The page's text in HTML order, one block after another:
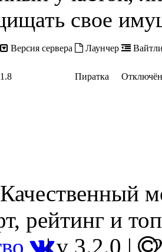
свое
Версия сервера Лаунчер
1.8 Пиратка Отключён
рейтинг и
|v 3.2.0 |